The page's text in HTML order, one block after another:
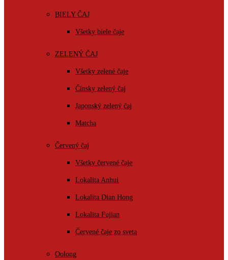
BIELY ČAJ
Všetky biele čaje
ZELENÝ ČAJ
Všetky zelené čaje
Čínsky zelený čaj
Japonský zelený čaj
Matcha
Červený čaj
Všetky červené čaje
Lokalita Anhui
Lokalita Dian Hong
Lokalita Fujian
Červené čaje zo sveta
Oolong